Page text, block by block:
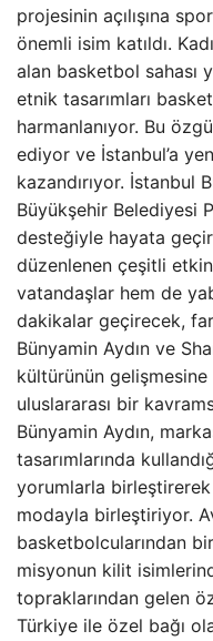
projesinin açılışına
önemli isim katıldı.
alan basketbol sahası
etnik tasarımları
harmanlanıyor. Bu
ediyor ve İstanbul’a
kazandırıyor. İstanbul
Büyükşehir Belediyesi
desteğiyle hayata
düzenlenen çeşitli
vatandaşlar hem de
dakikalar geçirecek,
Bünyamin Aydın ve
kültürünün gelişmesine
uluslararası bir
Bünyamin Aydın,
tasarımlarında
yorumlarla
modayla birleştiriyor.
basketbolcularından
misyonun kilit
topraklarından gelen
Türkiye ile özel bağı